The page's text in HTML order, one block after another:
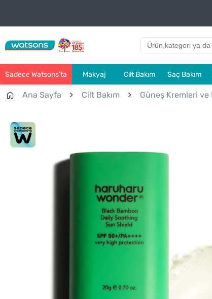
Sadece Watsons’ta Makyaj Cilt Bakım Saç Bakım
Ana Sayfa Cilt Bakım Güneş Kremleri ve